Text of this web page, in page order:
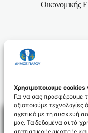
Χρησιμοποιούμε cookies
Για να σας προσφέρουμε
αξιοποιούμε
σχετικά με τη συσκευή
μας. Τα δεδομένα αυτά
στατιστικούς σκοπούς
Οικονομικής